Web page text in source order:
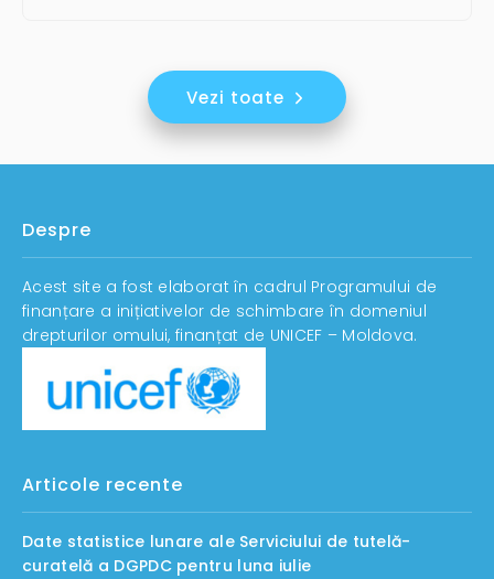
Vezi toate
Despre
Acest site a fost elaborat în cadrul Programului de
finanțare a inițiativelor de schimbare în domeniul
drepturilor omului, finanțat de UNICEF – Moldova.
Articole recente
Date statistice lunare ale Serviciului de tutelă-
curatelă a DGPDC pentru luna iulie